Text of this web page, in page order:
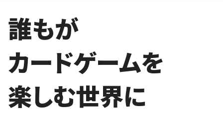
誰もが
カードゲームを
楽しむ世界に